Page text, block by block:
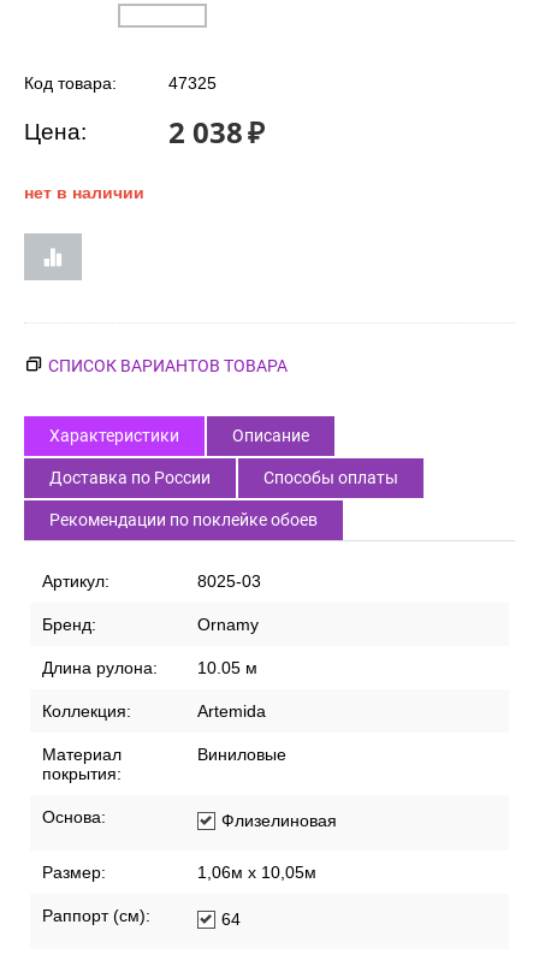
Код товара: 47325
Цена: 2 038₽
нет в наличии
СПИСОК ВАРИАНТОВ ТОВАРА
Характеристики Описание
Доставка по России Способы оплаты
Рекомендации по поклейке обоев
Артикул: 8025-03
Бренд: Ornamy
Длина рулона: 10.05 м
Коллекция: Artemida
Материал
покрытия:
Виниловые
Основа: Флизелиновая
Размер: 1,06м х 10,05м
Раппорт (см): 64